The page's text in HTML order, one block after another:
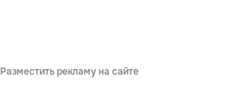
Разместить рекламу на сайте